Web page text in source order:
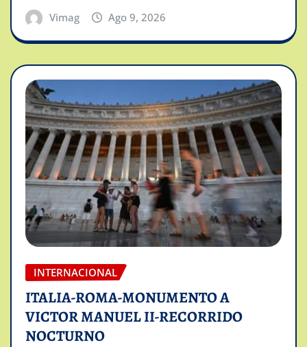
Vimag Ago 9, 2026
INTERNACIONAL
ITALIA-ROMA-MONUMENTO A
VICTOR MANUEL II-RECORRIDO
NOCTURNO